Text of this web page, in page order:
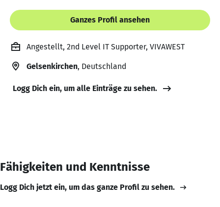
Ganzes Profil ansehen
Angestellt, 2nd Level IT Supporter, VIVAWEST
Gelsenkirchen, Deutschland
Logg Dich ein, um alle Einträge zu sehen.
Fähigkeiten und Kenntnisse
Logg Dich jetzt ein, um das ganze Profil zu sehen.